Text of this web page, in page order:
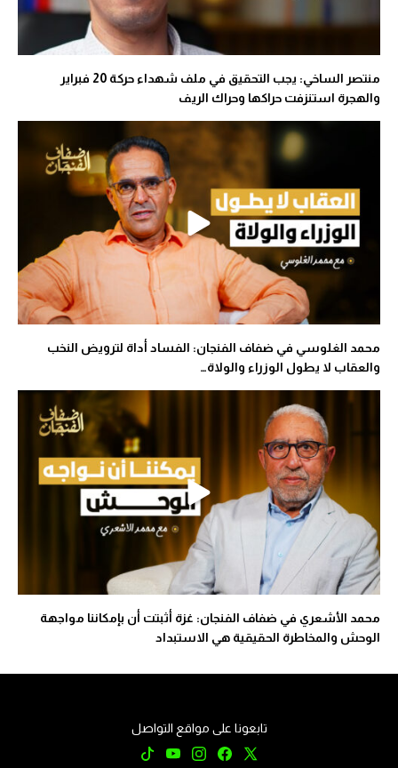
منتصر الساخي: يجب التحقيق في ملف شهداء حركة 20 فبراير
والهجرة استنزفت حراكها وحراك الريف
محمد الغلوسي في ضفاف الفنجان: الفساد أداة لترويض النخب
والعقاب لا يطول الوزراء والولاة…
محمد الأشعري في ضفاف الفنجان: غزة أثبتت أن بإمكاننا مواجهة
الوحش والمخاطرة الحقيقية هي الاستبداد
تابعونا على مواقع التواصل